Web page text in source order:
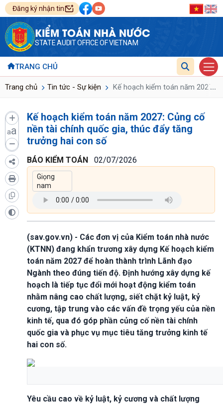
Đăng ký nhận tin
KIỂM TOÁN NHÀ NƯỚC
STATE AUDIT OFFICE OF VIETNAM
TRANG CHỦ
Trang chủ Tin tức - Sự kiện Kế hoạch kiểm toán năm 2027:
...
aa
Kế hoạch kiểm toán năm 2027: Củng cố
nền tài chính quốc gia, thúc đẩy tăng
trưởng hai con số
BÁO KIỂM TOÁN 02/07/2026
(sav.gov.vn) - Các đơn vị của Kiểm toán nhà nước
(KTNN) đang khẩn trương xây dựng Kế hoạch kiểm
toán năm 2027 để hoàn thành trình Lãnh đạo
Ngành theo đúng tiến độ. Định hướng xây dựng kế
hoạch là tiếp tục đổi mới hoạt động kiểm toán
nhằm nâng cao chất lượng, siết chặt kỷ luật, kỷ
cương, tập trung vào các vấn đề trọng yếu của nền
kinh tế, qua đó góp phần củng cố nền tài chính
quốc gia và phục vụ mục tiêu tăng trưởng kinh tế
hai con số.
Yêu cầu cao về kỷ luật, kỷ cương và chất lượng